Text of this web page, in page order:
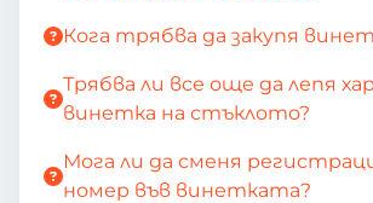
Кога трябва да закупя
Трябва ли все още да лепя
винетка на стъклото?
Мога ли да сменя
номер във винетката?